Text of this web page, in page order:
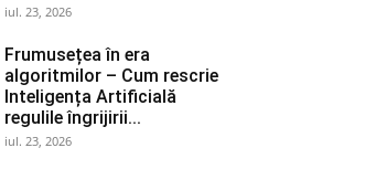
iul. 23, 2026
Frumusețea în era
algoritmilor – Cum rescrie
Inteligența Artificială
regulile îngrijirii...
iul. 23, 2026